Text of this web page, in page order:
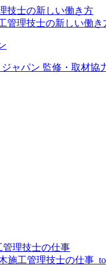
技士の新しい働き方
ャパン 監修・取材協
管理技士の仕事
施工管理技士の仕事